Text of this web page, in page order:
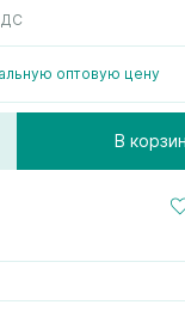
оптовую цену
В